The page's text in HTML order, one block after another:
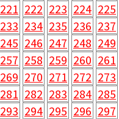
221 222 223 224 225
233 234 235 236 237
245 246 247 248 249
257 258 259 260 261
269 270 271 272 273
281 282 283 284 285
293 294 295 296 297